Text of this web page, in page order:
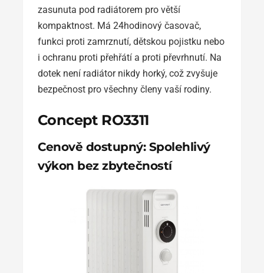
zasunuta pod radiátorem pro větší
kompaktnost. Má 24hodinový časovač,
funkci proti zamrznutí, dětskou pojistku nebo
i ochranu proti přehřátí a proti převrhnutí. Na
dotek není radiátor nikdy horký, což zvyšuje
bezpečnost pro všechny členy vaší rodiny.
Concept RO3311
Cenově dostupný: Spolehlivý
výkon bez zbytečností